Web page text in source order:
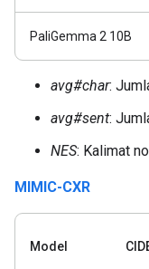
PaliGemma 2 10B
avg#char:
avg#sent:
NES: Kalimat
MIMIC-CXR
Model